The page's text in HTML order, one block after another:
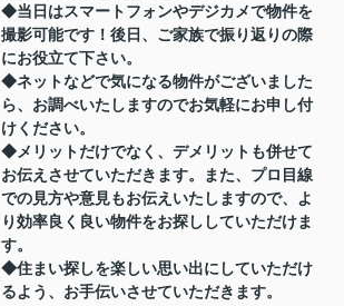
◆当日はスマートフォンやデジカメで物件を
撮影可能です！後日、ご家族で振り返りの際
にお役立て下さい。
◆ネットなどで気になる物件がございました
ら、お調べいたしますのでお気軽にお申し付
けください。
◆メリットだけでなく、デメリットも併せて
お伝えさせていただきます。また、プロ目線
での見方や意見もお伝えいたしますので、よ
り効率良く良い物件をお探ししていただけま
す。
◆住まい探しを楽しい思い出にしていただけ
るよう、お手伝いさせていただきます。